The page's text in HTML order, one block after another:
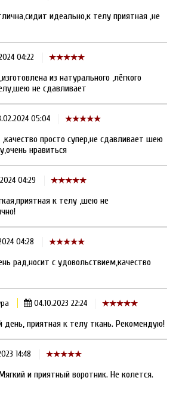
идеально,к телу приятная ,не
04:22
из натурального ,лёгкого
не сдавливает
05:04
просто супер,не сдавливает шею
нравиться
04:29
к телу ,шею не
04:28
рад,носит с удовольствием,качество
04.10.2023 22:24
приятная к телу ткань. Рекомендую!
14:48
и приятный воротник. Не колется.